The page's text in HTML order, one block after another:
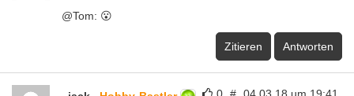
@Tom: 😮
Zitieren Antworten